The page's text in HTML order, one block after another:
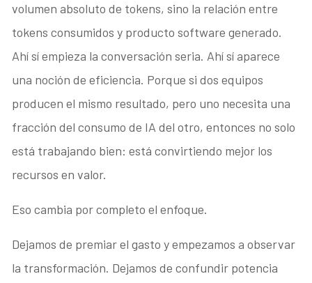
volumen absoluto de tokens, sino la relación entre
tokens consumidos y producto software generado.
Ahí sí empieza la conversación seria. Ahí sí aparece
una noción de eficiencia. Porque si dos equipos
producen el mismo resultado, pero uno necesita una
fracción del consumo de IA del otro, entonces no solo
está trabajando bien: está convirtiendo mejor los
recursos en valor.
Eso cambia por completo el enfoque.
Dejamos de premiar el gasto y empezamos a observar
la transformación. Dejamos de confundir potencia